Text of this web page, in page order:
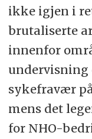
ikke igjen i
brutaliserte
innenfor
undervisning
sykefravær på
mens det
for NHO-